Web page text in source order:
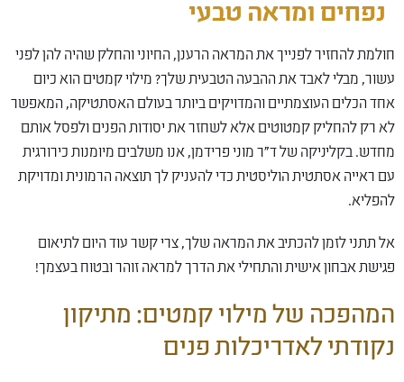
נפחים ומראה טבעי
חולמת להחזיר לפנייך את המראה הרענן, החיוני והחלק שהיה להן לפני
עשור, מבלי לאבד את ההבעה הטבעית שלך? מילוי קמטים הוא כיום
אחד הכלים העוצמתיים והמדויקים ביותר בעולם האסתטיקה, המאפשר
לא רק להחליק קמטוטים אלא לשחזר את יסודות הפנים ולפסל אותם
מחדש. בקליניקה של ד"ר מוני פרידמן, אנו משלבים מיומנות כירורגית
עם ראייה אסתטית הוליסטית כדי להעניק לך תוצאה הרמונית ומדויקת
להפליא.
אל תתני לזמן להכתיב את המראה שלך, צרי קשר עוד היום לתיאום
פגישת אבחון אישית והתחילי את הדרך למראה זוהר ובטוח בעצמך!
המהפכה של מילוי קמטים: מתיקון
נקודתי לאדריכלות פנים